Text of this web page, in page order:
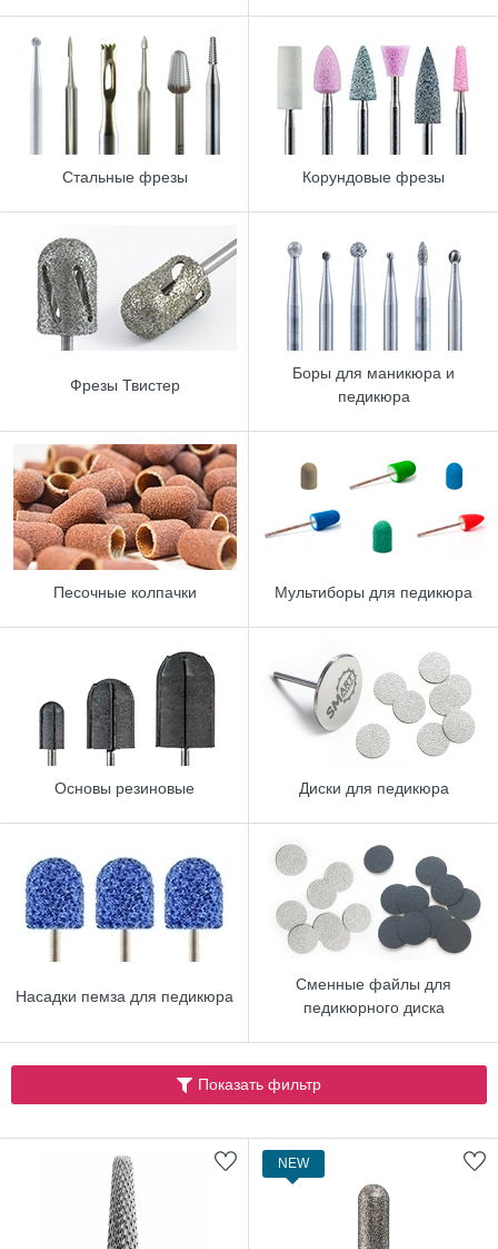
Стальные фрезы Корундовые фрезы
Фрезы Твистер
Боры для маникюра и
педикюра
Песочные колпачки Мультиборы для педикюра
Основы резиновые Диски для педикюра
Насадки пемза для педикюра
Сменные файлы для
педикюрного диска
Показать фильтр
NEW